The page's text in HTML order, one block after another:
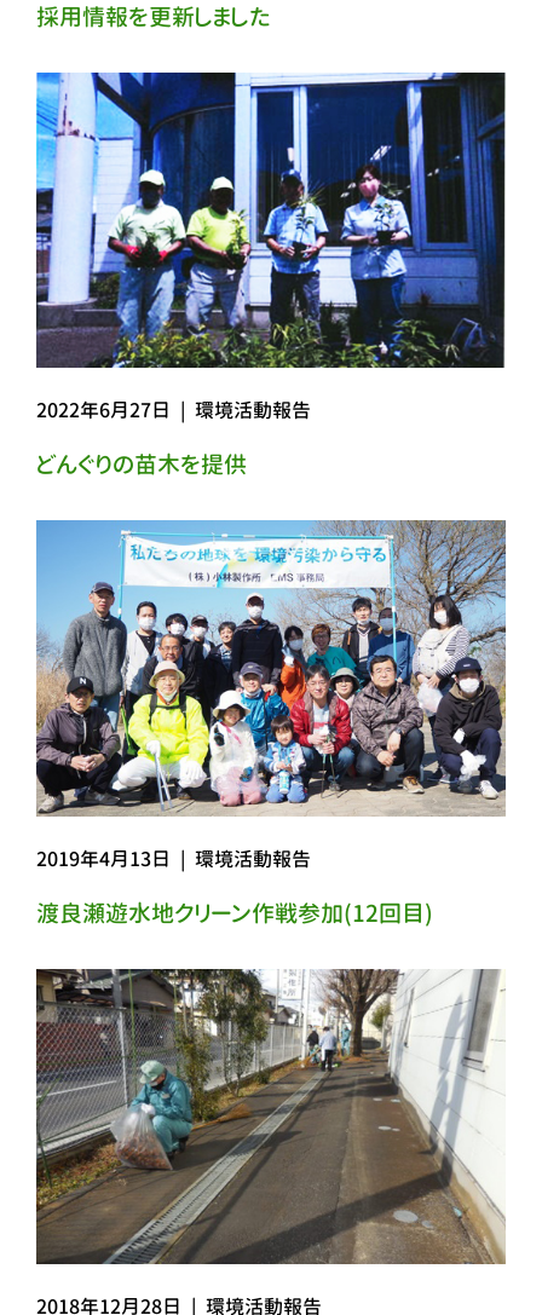
採用情報を更新しました
2022年6月27日 | 環境活動報告
どんぐりの苗木を提供
2019年4月13日 | 環境活動報告
渡良瀬遊水地クリーン作戦参加(12回目)
2018年12月28日 | 環境活動報告